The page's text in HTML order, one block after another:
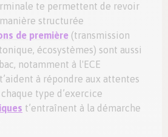
te permettent de revoir
structurée
de première (transmission
écosystèmes) sont aussi
notamment à l'ECE
à répondre aux attentes
type d’exercice
t’entraînent à la démarche